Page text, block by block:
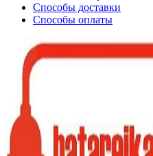
Способы доставки
Способы оплаты